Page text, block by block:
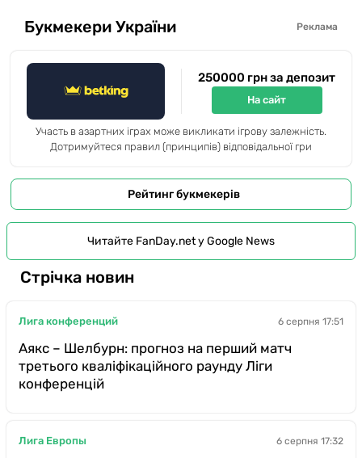
Букмекери України Реклама
250000 грн за депозит
На сайт
Участь в азартних іграх може викликати ігрову залежність.
Дотримуйтеся правил (принципів) відповідальної гри
Рейтинг букмекерів
Читайте FanDay.net у Google News
Стрічка новин
Лига конференций 6 серпня 17:51
Аякс – Шелбурн: прогноз на перший матч
третього кваліфікаційного раунду Ліги
конференцій
Лига Европы 6 серпня 17:32